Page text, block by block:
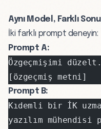
Aynı Model, Farklı
İki farklı prompt deneyin:
Prompt A:
Özgeçmişimi düzelt.
[özgeçmiş metni]
Prompt B:
Kıdemli bir İK
yazılım